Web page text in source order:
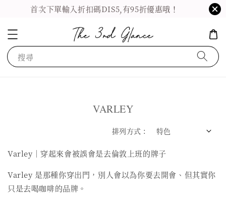
首次下單輸入折扣碼DIS5,有95折優惠哦！
搜尋
VARLEY
排列方式 :
Varley｜穿起來會被誤會是去倫敦上班的牌子
Varley 是那種你穿出門，別人會以為你要去開會、但其實你
只是去喝咖啡的品牌。